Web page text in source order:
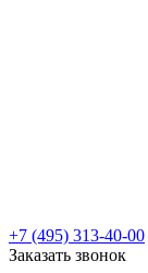
+7 (495) 313-40-00
Заказать звонок